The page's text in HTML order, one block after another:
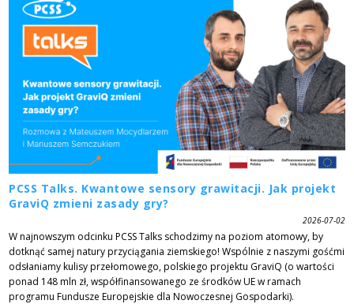
PCSS Talks. Kwantowe sensory grawitacji. Jak projekt
GraviQ zmieni zasady gry?
2026-07-02
W najnowszym odcinku PCSS Talks schodzimy na poziom atomowy, by
dotknąć samej natury przyciągania ziemskiego! Wspólnie z naszymi gośćmi
odsłaniamy kulisy przełomowego, polskiego projektu GraviQ (o wartości
ponad 148 mln zł, współfinansowanego ze środków UE w ramach
programu Fundusze Europejskie dla Nowoczesnej Gospodarki).